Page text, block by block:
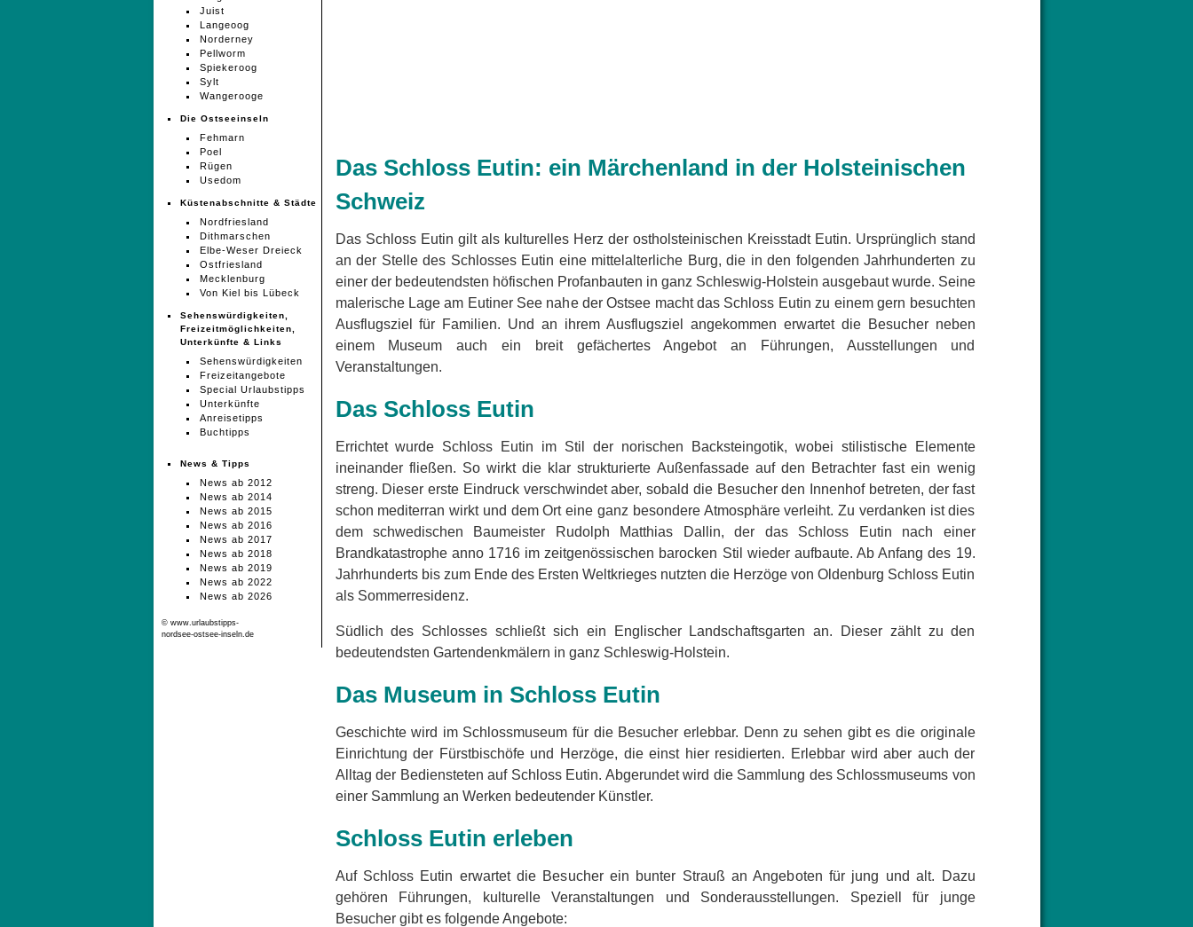
Das Schloss Eutin: ein Märchenland in der Holsteinischen
Schweiz
Das Schloss Eutin gilt als kulturelles Herz der ostholsteinischen Kreisstadt Eutin. Ursprünglich stand
an der Stelle des Schlosses Eutin eine mittelalterliche Burg, die in den folgenden Jahrhunderten zu
einer der bedeutendsten höfischen Profanbauten in ganz Schleswig-Holstein ausgebaut wurde. Seine
malerische Lage am Eutiner See nahe der Ostsee macht das Schloss Eutin zu einem gern besuchten
Ausflugsziel für Familien. Und an ihrem Ausflugsziel angekommen erwartet die Besucher neben
einem Museum auch ein breit gefächertes Angebot an Führungen, Ausstellungen und
Veranstaltungen.
Das Schloss Eutin
Errichtet wurde Schloss Eutin im Stil der norischen Backsteingotik, wobei stilistische Elemente
ineinander fließen. So wirkt die klar strukturierte Außenfassade auf den Betrachter fast ein wenig
streng. Dieser erste Eindruck verschwindet aber, sobald die Besucher den Innenhof betreten, der fast
schon mediterran wirkt und dem Ort eine ganz besondere Atmosphäre verleiht. Zu verdanken ist dies
dem schwedischen Baumeister Rudolph Matthias Dallin, der das Schloss Eutin nach einer
Brandkatastrophe anno 1716 im zeitgenössischen barocken Stil wieder aufbaute. Ab Anfang des 19.
Jahrhunderts bis zum Ende des Ersten Weltkrieges nutzten die Herzöge von Oldenburg Schloss Eutin
als Sommerresidenz.
Südlich des Schlosses schließt sich ein Englischer Landschaftsgarten an. Dieser zählt zu den
bedeutendsten Gartendenkmälern in ganz Schleswig-Holstein.
Das Museum in Schloss Eutin
Geschichte wird im Schlossmuseum für die Besucher erlebbar. Denn zu sehen gibt es die originale
Einrichtung der Fürstbischöfe und Herzöge, die einst hier residierten. Erlebbar wird aber auch der
Alltag der Bediensteten auf Schloss Eutin. Abgerundet wird die Sammlung des Schlossmuseums von
einer Sammlung an Werken bedeutender Künstler.
Schloss Eutin erleben
Auf Schloss Eutin erwartet die Besucher ein bunter Strauß an Angeboten für jung und alt. Dazu
gehören Führungen, kulturelle Veranstaltungen und Sonderausstellungen. Speziell für junge
Besucher gibt es folgende Angebote:
Juist
Langeoog
Norderney
Pellworm
Spiekeroog
Sylt
Wangerooge
Die Ostseeinseln
Fehmarn
Poel
Rügen
Usedom
Küstenabschnitte & Städte
Nordfriesland
Dithmarschen
Elbe-Weser Dreieck
Ostfriesland
Mecklenburg
Von Kiel bis Lübeck
Sehenswürdigkeiten,
Freizeitmöglichkeiten,
Unterkünfte & Links
Sehenswürdigkeiten
Freizeitangebote
Special Urlaubstipps
Unterkünfte
Anreisetipps
Buchtipps
News & Tipps
News ab 2012
News ab 2014
News ab 2015
News ab 2016
News ab 2017
News ab 2018
News ab 2019
News ab 2022
News ab 2026
© www.urlaubstipps-
nordsee-ostsee-inseln.de